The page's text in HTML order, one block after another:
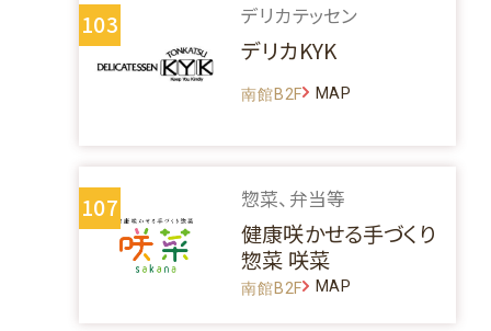
103 デリカテッセン
デリカKYK
南館B2F MAP
107 惣菜、弁当等
健康咲かせる手づくり
惣菜 咲菜
南館B2F MAP